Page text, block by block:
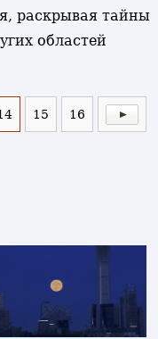
раскрывая тайны
областей
15 16